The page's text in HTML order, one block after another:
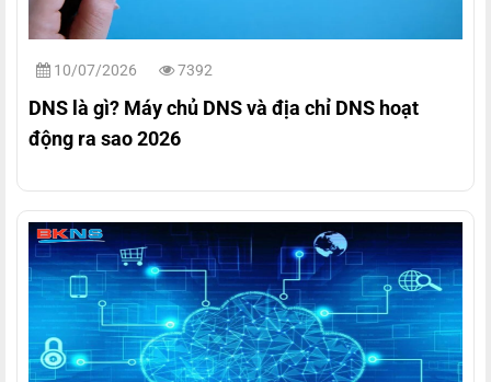
10/07/2026 7392
DNS là gì? Máy chủ DNS và địa chỉ DNS hoạt
động ra sao 2026